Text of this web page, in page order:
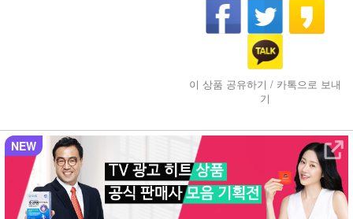
이 상품 공유하기 / 카톡으로 보내
기
NEW